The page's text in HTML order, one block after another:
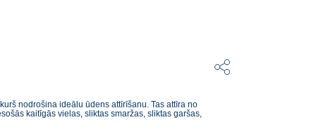
nodrošina ideālu ūdens attīrīšanu. Tas attīra no
kaitīgās vielas, sliktas smaržas, sliktas garšas,